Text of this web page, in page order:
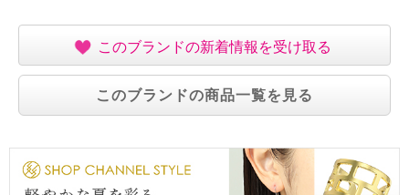
このブランドの新着情報を受け取る
このブランドの商品一覧を見る